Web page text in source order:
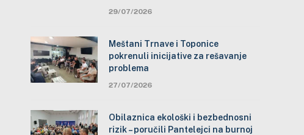
29/07/2026
Meštani Trnave i Toponice
pokrenuli inicijative za rešavanje
problema
27/07/2026
Obilaznica ekološki i bezbednosni
rizik – poručili Pantelejci na burnoj